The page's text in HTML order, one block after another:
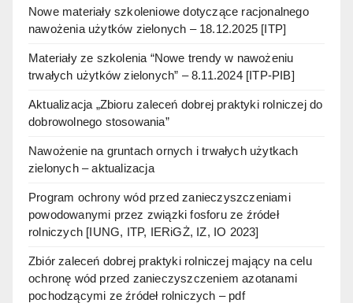
Nowe materiały szkoleniowe dotyczące racjonalnego
nawożenia użytków zielonych – 18.12.2025 [ITP]
Materiały ze szkolenia “Nowe trendy w nawożeniu
trwałych użytków zielonych” – 8.11.2024 [ITP-PIB]
Aktualizacja „Zbioru zaleceń dobrej praktyki rolniczej do
dobrowolnego stosowania”
Nawożenie na gruntach ornych i trwałych użytkach
zielonych – aktualizacja
Program ochrony wód przed zanieczyszczeniami
powodowanymi przez związki fosforu ze źródeł
rolniczych [IUNG, ITP, IERiGŻ, IZ, IO 2023]
Zbiór zaleceń dobrej praktyki rolniczej mający na celu
ochronę wód przed zanieczyszczeniem azotanami
pochodzącymi ze źródeł rolniczych – pdf